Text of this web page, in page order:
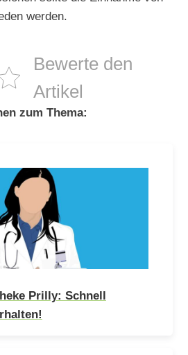
werden.
Bewerte den
Artikel
zum Thema:
Prilly: Schnell